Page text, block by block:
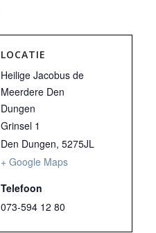
LOCATIE
Heilige Jacobus de
Meerdere Den
Dungen
Grinsel 1
Den Dungen, 5275JL
+ Google Maps
Telefoon
073-594 12 80